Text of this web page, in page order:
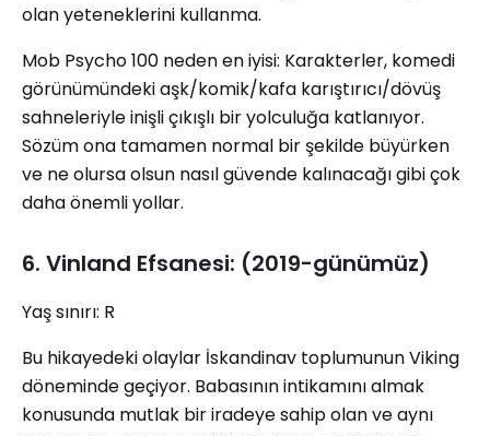
olan yeteneklerini kullanma.
Mob Psycho 100 neden en iyisi: Karakterler, komedi
görünümündeki aşk/komik/kafa karıştırıcı/dövüş
sahneleriyle inişli çıkışlı bir yolculuğa katlanıyor.
Sözüm ona tamamen normal bir şekilde büyürken
ve ne olursa olsun nasıl güvende kalınacağı gibi çok
daha önemli yollar.
6. Vinland Efsanesi: (2019-günümüz)
Yaş sınırı: R
Bu hikayedeki olaylar İskandinav toplumunun Viking
döneminde geçiyor. Babasının intikamını almak
konusunda mutlak bir iradeye sahip olan ve aynı